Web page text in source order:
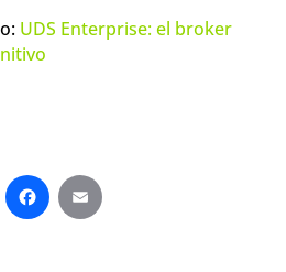
UDS Enterprise: el broker
WhatsApp
Facebook